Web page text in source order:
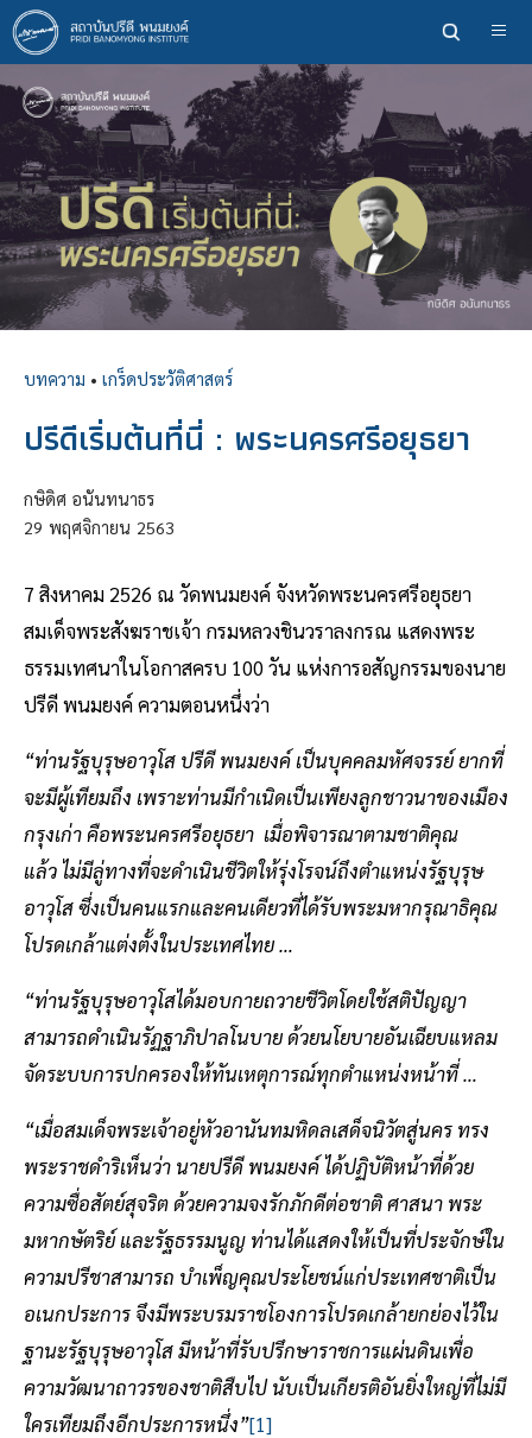
ข้าม
ไป
ยัง
เนื้อหา
หลัก
บทความ • เกร็ดประวัติศาสตร์
ปรีดีเริ่มต้นที่นี่ : พระนครศรีอยุธยา
กษิดิศ อนันทนาธร
29 พฤศจิกายน 2563
7 สิงหาคม 2526 ณ วัดพนมยงค์ จังหวัดพระนครศรีอยุธยา
สมเด็จพระสังฆราชเจ้า กรมหลวงชินวราลงกรณ แสดงพระ
ธรรมเทศนาในโอกาสครบ 100 วัน แห่งการอสัญกรรมของนาย
ปรีดี พนมยงค์ ความตอนหนึ่งว่า
“ท่านรัฐบุรุษอาวุโส ปรีดี พนมยงค์ เป็นบุคคลมหัศจรรย์ ยากที่
จะมีผู้เทียมถึง เพราะท่านมีกำเนิดเป็นเพียงลูกชาวนาของเมือง
กรุงเก่า คือพระนครศรีอยุธยา เมื่อพิจารณาตามชาติคุณ
แล้ว ไม่มีลู่ทางที่จะดำเนินชีวิตให้รุ่งโรจน์ถึงตำแหน่งรัฐบุรุษ
อาวุโส ซึ่งเป็นคนแรกและคนเดียวที่ได้รับพระมหากรุณาธิคุณ
โปรดเกล้าแต่งตั้งในประเทศไทย …
“ท่านรัฐบุรุษอาวุโสได้มอบกายถวายชีวิตโดยใช้สติปัญญา
สามารถดำเนินรัฏฐาภิปาลโนบาย ด้วยนโยบายอันเฉียบแหลม
จัดระบบการปกครองให้ทันเหตุการณ์ทุกตำแหน่งหน้าที่ …
“เมื่อสมเด็จพระเจ้าอยู่หัวอานันทมหิดลเสด็จนิวัตสู่นคร ทรง
พระราชดำริเห็นว่า นายปรีดี พนมยงค์ ได้ปฏิบัติหน้าที่ด้วย
ความซื่อสัตย์สุจริต ด้วยความจงรักภักดีต่อชาติ ศาสนา พระ
มหากษัตริย์ และรัฐธรรมนูญ ท่านได้แสดงให้เป็นที่ประจักษ์ใน
ความปรีชาสามารถ บำเพ็ญคุณประโยชน์แก่ประเทศชาติเป็น
อเนกประการ จึงมีพระบรมราชโองการโปรดเกล้ายกย่องไว้ใน
ฐานะรัฐบุรุษอาวุโส มีหน้าที่รับปรึกษาราชการแผ่นดินเพื่อ
ความวัฒนาถาวรของชาติสืบไป นับเป็นเกียรติอันยิ่งใหญ่ที่ไม่มี
ใครเทียมถึงอีกประการหนึ่ง”[1]